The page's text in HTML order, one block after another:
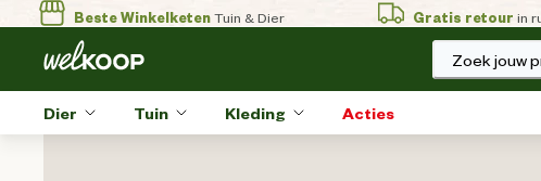
Beste WinkelketenTuin & Dier Gratis retour in
Zoek jouw
Dier Tuin Kleding Acties